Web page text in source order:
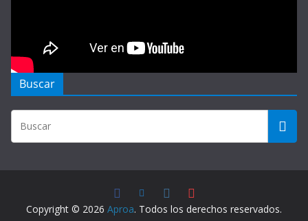
Buscar
Copyright © 2026 Aproa. Todos los derechos reservados.